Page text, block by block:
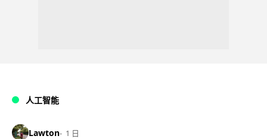
人工智能
Lawton 1 日